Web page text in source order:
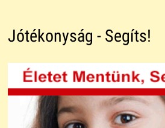
Jótékonyság - Segíts!